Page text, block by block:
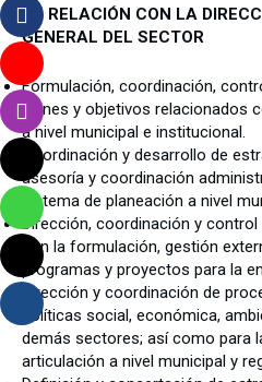
EN RELACIÓN CON LA
GENERAL DEL SECTOR
Formulación, coordinación,
planes y objetivos relacionados
a nivel municipal e institucional.
Coordinación y desarrollo de
asesoría y coordinación
sistema de planeación a nivel
Dirección, coordinación y
con la formulación, gestión
programas y proyectos para la
Dirección y coordinación de
políticas social, económica,
demás sectores; así como para
articulación a nivel municipal y